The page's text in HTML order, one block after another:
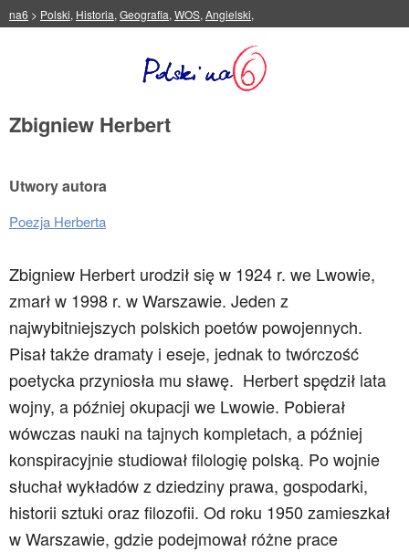
na6 > Polski, Historia, Geografia, WOS, Angielski,
Zbigniew Herbert
Utwory autora
Poezja Herberta
Zbigniew Herbert urodził się w 1924 r. we Lwowie,
zmarł w 1998 r. w Warszawie. Jeden z
najwybitniejszych polskich poetów powojennych.
Pisał także dramaty i eseje, jednak to twórczość
poetycka przyniosła mu sławę. Herbert spędził lata
wojny, a później okupacji we Lwowie. Pobierał
wówczas nauki na tajnych kompletach, a później
konspiracyjnie studiował filologię polską. Po wojnie
słuchał wykładów z dziedziny prawa, gospodarki,
historii sztuki oraz filozofii. Od roku 1950 zamieszkał
w Warszawie, gdzie podejmował różne prace